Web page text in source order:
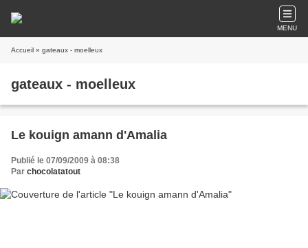
MENU
Accueil » gateaux - moelleux
gateaux - moelleux
Le kouign amann d'Amalia
Publié le 07/09/2009 à 08:38
Par chocolatatout